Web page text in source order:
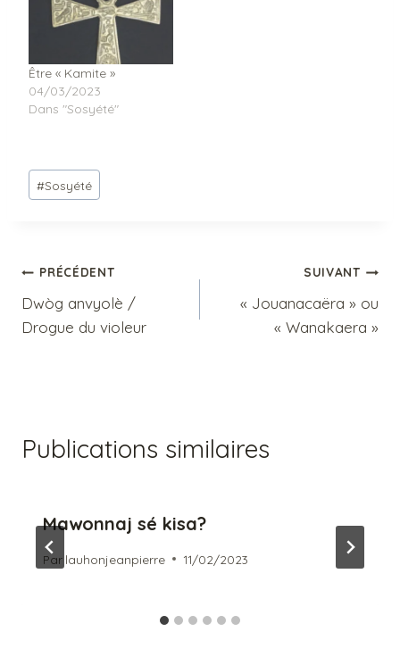
et savants
noirs: par Yves
AntoineVoici un livre au
titre surprenant parce
qu'il va à l'encontre de
l'image qu'on se fait des
Noirs dont on
Être « Kamite »
04/03/2023
Dans "Sosyété"
Étiquettes
de
#Sosyété
Navigation
de
PRÉCÉDENT
Dwòg anvyolè /
Drogue du violeur
SUIVANT
« Jouanacaëra » ou
« Wanakaera »
Publications similaires
Mawonnaj sé kisa?
Par lauhonjeanpierre 11/02/2023